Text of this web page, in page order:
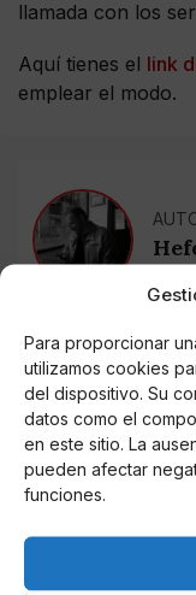
Para proporcionar
utilizamos cookies
del dispositivo. Su
datos como el
en este sitio. La
pueden afectar
funciones.
llamada con los
Aquí tienes el link
emplear el modo.
Noticias
Online